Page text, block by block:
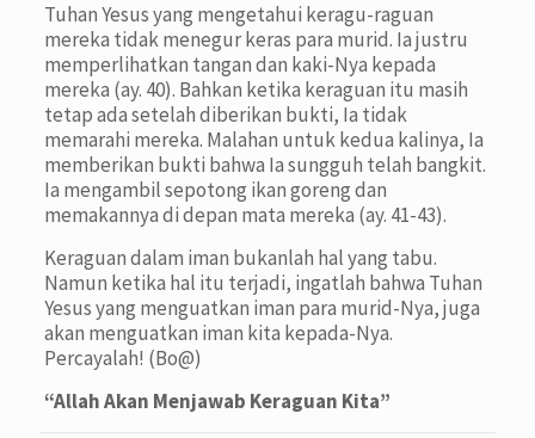
Tuhan Yesus yang mengetahui keragu-raguan
mereka tidak menegur keras para murid. Ia justru
memperlihatkan tangan dan kaki-Nya kepada
mereka (ay. 40). Bahkan ketika keraguan itu masih
tetap ada setelah diberikan bukti, Ia tidak
memarahi mereka. Malahan untuk kedua kalinya, Ia
memberikan bukti bahwa Ia sungguh telah bangkit.
Ia mengambil sepotong ikan goreng dan
memakannya di depan mata mereka (ay. 41-43).
Keraguan dalam iman bukanlah hal yang tabu.
Namun ketika hal itu terjadi, ingatlah bahwa Tuhan
Yesus yang menguatkan iman para murid-Nya, juga
akan menguatkan iman kita kepada-Nya.
Percayalah! (Bo@)
“Allah Akan Menjawab Keraguan Kita”